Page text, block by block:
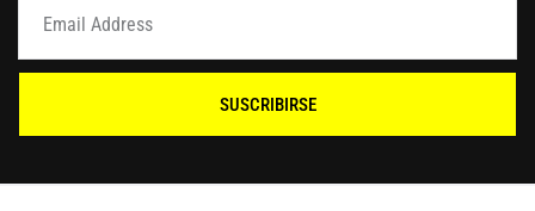
SUSCRIBIRSE